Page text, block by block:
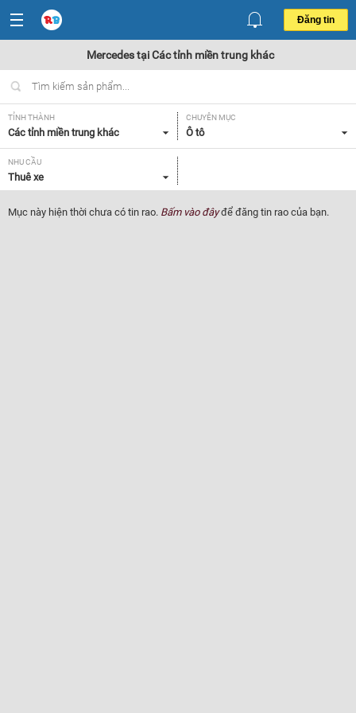
Đăng tin
Mercedes tại Các tỉnh miền trung khác
TỈNH THÀNH
Các tỉnh miền trung khác
CHUYÊN MỤC
Ô tô
NHU CẦU
Thuê xe
Mục này hiện thời chưa có tin rao. Bấm vào đâyđể đăng tin rao của bạn.